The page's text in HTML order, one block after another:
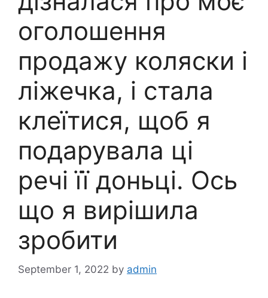
оголошення
продажу коляски і
ліжечка, і стала
клеїтися, щоб я
подарувала ці
речі її доньці. Ось
що я вирішила
зробити
September 1, 2022 by admin